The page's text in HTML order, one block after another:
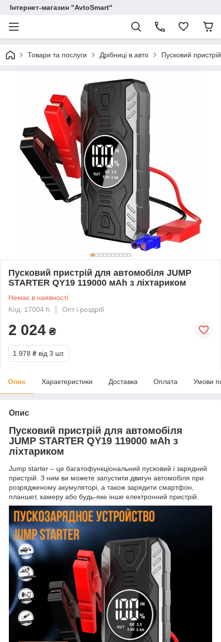
Інтернет-магазин "AvtoSmart"
Товари та послуги Дрібниці в авто Пусковий
Пусковий пристрій для автомобіля JUMP
STARTER QY19 119000 мАh з ліхтариком
Немає в наявності
Код: 17004 h
Опт і роздріб
2 024 ₴
1 978 ₴ від 3 шт.
Опис Характеристики Доставка Оплата Умови
Опис
Пусковий пристрій для автомобіля
JUMP STARTER QY19 119000 мАh з
ліхтариком
Jump starter – це багатофункціональний пусковий і зарядний
пристрій. З ним ви можете запустити двигун автомобіля при
розрядженому акумуляторі, а також зарядити смартфон,
планшет, камеру або будь-яке інше електронний пристрій.